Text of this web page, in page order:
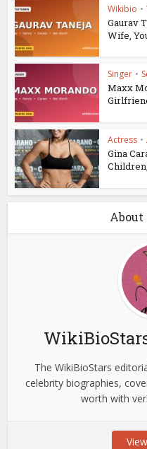
Wikibio •
Gaurav
Wife,
Singer •
Maxx
Actress •
Gina
The WikiBioStars
celebrity biographies,
worth with